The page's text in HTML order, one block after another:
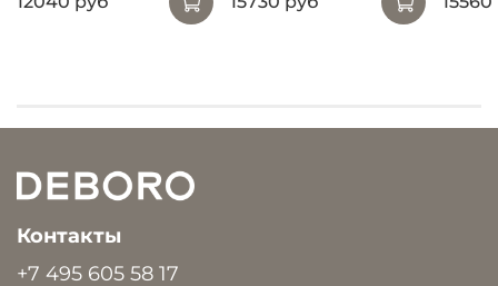
Контакты
+7 495 605 58 17